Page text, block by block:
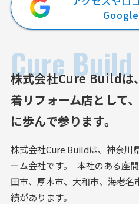
Cure Build
株式会社Cure Buildは
着リフォーム店として
に歩んで参ります。
株式会社Cure Buildは、神奈川
ーム会社です。 本社のある座
田市、厚木市、大和市、海老
績があります。